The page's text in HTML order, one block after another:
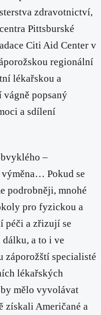
zdravotnictví,
Pittsburské
Citi Aid Center v
regionální
lékařskou a
popsaný
a sdílení
–
Pokud se
podrobněji, mnohé
pro fyzickou a
péči a zřizují se
a to i ve
záporožští specialisté
lékařských
by mělo vyvolávat
získali Američané a